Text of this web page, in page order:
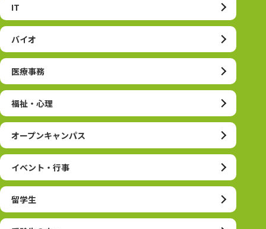
IT
バイオ
医療事務
福祉・心理
オープンキャンパス
イベント・行事
留学生